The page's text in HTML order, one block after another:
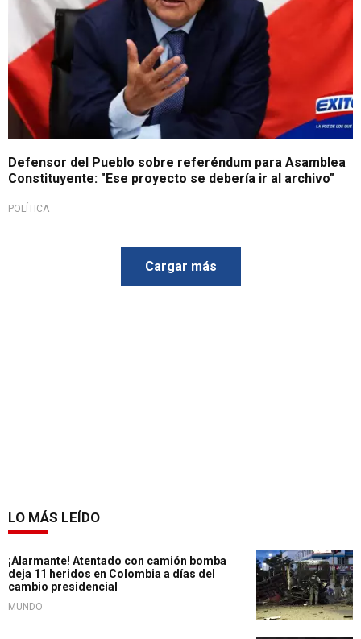
Defensor del Pueblo sobre referéndum para Asamblea
Constituyente: "Ese proyecto se debería ir al archivo"
POLÍTICA
Cargar más
LO MÁS LEÍDO
¡Alarmante! Atentado con camión bomba
deja 11 heridos en Colombia a días del
cambio presidencial
MUNDO